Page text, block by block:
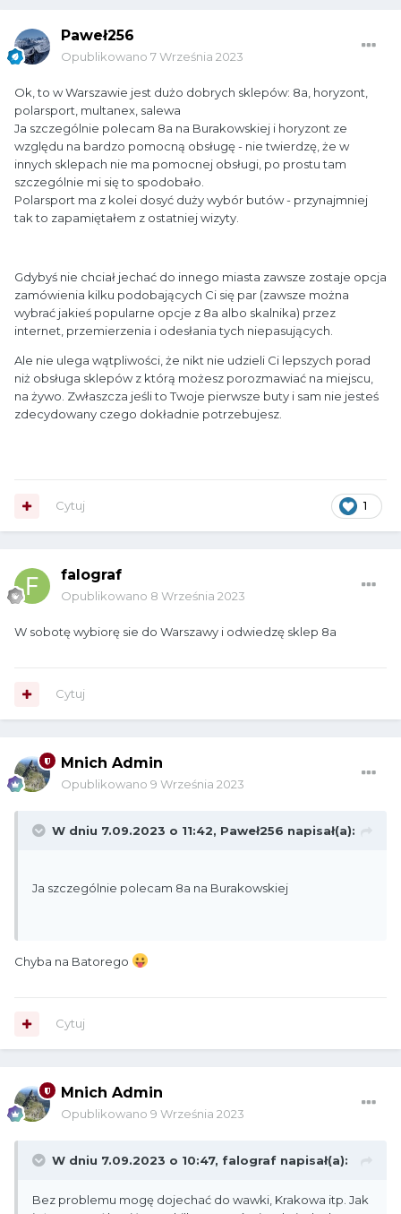
Paweł256
Opublikowano 7 Września 2023
Ok, to w Warszawie jest dużo dobrych sklepów: 8a, horyzont,
polarsport, multanex, salewa
Ja szczególnie polecam 8a na Burakowskiej i horyzont ze
względu na bardzo pomocną obsługę - nie twierdzę, że w
innych sklepach nie ma pomocnej obsługi, po prostu tam
szczególnie mi się to spodobało.
Polarsport ma z kolei dosyć duży wybór butów - przynajmniej
tak to zapamiętałem z ostatniej wizyty.
Gdybyś nie chciał jechać do innego miasta zawsze zostaje opcja
zamówienia kilku podobających Ci się par (zawsze można
wybrać jakieś popularne opcje z 8a albo skalnika) przez
internet, przemierzenia i odesłania tych niepasujących.
Ale nie ulega wątpliwości, że nikt nie udzieli Ci lepszych porad
niż obsługa sklepów z którą możesz porozmawiać na miejscu,
na żywo. Zwłaszcza jeśli to Twoje pierwsze buty i sam nie jesteś
zdecydowany czego dokładnie potrzebujesz.
1
Cytuj
falograf
Opublikowano 8 Września 2023
W sobotę wybiorę sie do Warszawy i odwiedzę sklep 8a
Cytuj
Mnich Admin
Opublikowano 9 Września 2023
W dniu 7.09.2023 o 11:42, Paweł256 napisał(a):
Ja szczególnie polecam 8a na Burakowskiej
Chyba na Batorego
Cytuj
Mnich Admin
Opublikowano 9 Września 2023
W dniu 7.09.2023 o 10:47, falograf napisał(a):
Bez problemu mogę dojechać do wawki, Krakowa itp. Jak